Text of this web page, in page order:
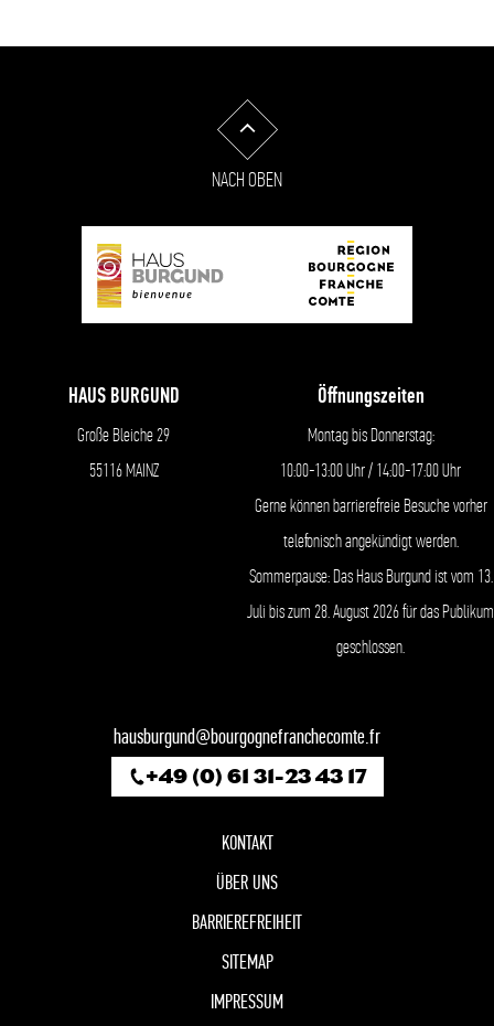
NACH OBEN
HAUS BURGUND
Große Bleiche 29
55116 MAINZ
Öffnungszeiten
Montag bis Donnerstag:
10:00-13:00 Uhr / 14:00-17:00 Uhr
Gerne können barrierefreie Besuche vorher
telefonisch angekündigt werden.
Sommerpause: Das Haus Burgund ist vom 13.
Juli bis zum 28. August 2026 für das Publikum
geschlossen.
hausburgund@bourgognefranchecomte.fr
+49 (0) 61 31-23 43 17
KONTAKT
ÜBER UNS
BARRIEREFREIHEIT
SITEMAP
IMPRESSUM